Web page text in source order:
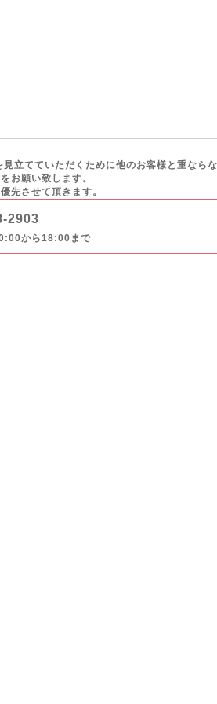
見立てていただくために他のお客様と重なら
お願い致します。
先させて頂きます。
2903
から18:00まで